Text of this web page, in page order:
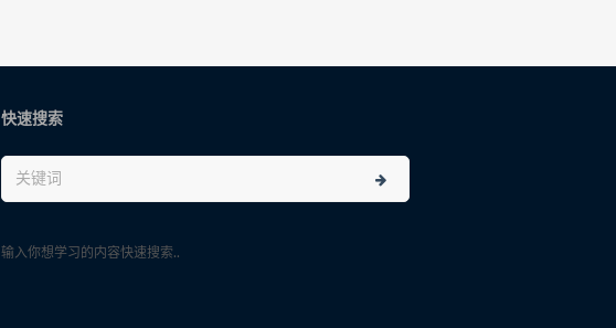
快速搜索
输入你想学习的内容快速搜索..